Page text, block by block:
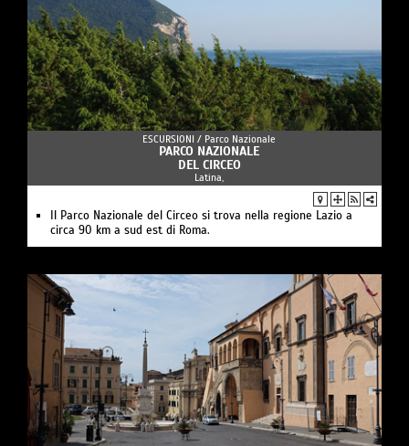
ESCURSIONI / Parco Nazionale
PARCO NAZIONALE
DEL CIRCEO
Latina,
Il Parco Nazionale del Circeo si trova nella regione Lazio a
circa 90 km a sud est di Roma.